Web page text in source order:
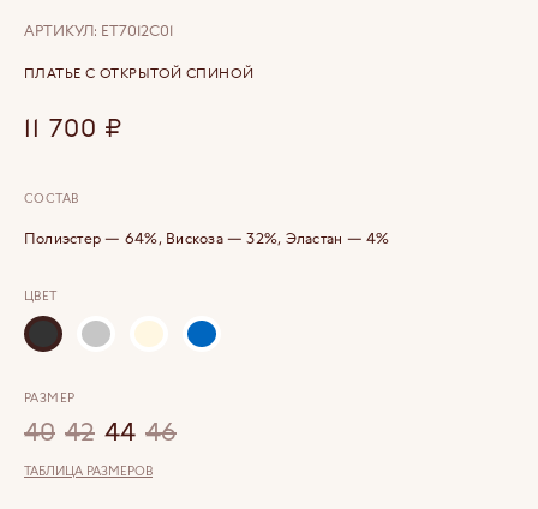
АРТИКУЛ: ET7012C01
ПЛАТЬЕ С ОТКРЫТОЙ СПИНОЙ
11 700 ₽
СОСТАВ
Полиэстер — 64%, Вискоза — 32%, Эластан — 4%
ЦВЕТ
РАЗМЕР
40 42 44 46
ТАБЛИЦА РАЗМЕРОВ